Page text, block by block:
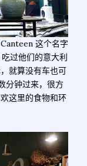
这个名字
过他们的意大利
就算没有车也可
分钟过来，很方
这里的食物和环